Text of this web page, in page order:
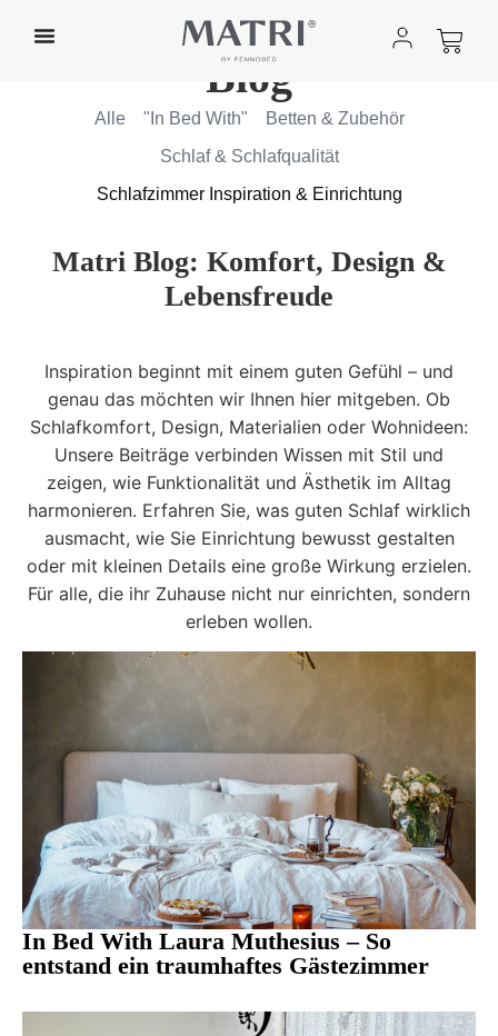
Blog
"In Bed With"
Betten & Zubehör
Schlaf & Schlafqualität
Schlafzimmer Inspiration & Einrichtung
Alle
Matri Blog: Komfort, Design &
Lebensfreude
Inspiration beginnt mit einem guten Gefühl – und
genau das möchten wir Ihnen hier mitgeben. Ob
Schlafkomfort, Design, Materialien oder Wohnideen:
Unsere Beiträge verbinden Wissen mit Stil und
zeigen, wie Funktionalität und Ästhetik im Alltag
harmonieren. Erfahren Sie, was guten Schlaf wirklich
ausmacht, wie Sie Einrichtung bewusst gestalten
oder mit kleinen Details eine große Wirkung erzielen.
Für alle, die ihr Zuhause nicht nur einrichten, sondern
erleben wollen.
In Bed With Laura Muthesius – So
entstand ein traumhaftes Gästezimmer